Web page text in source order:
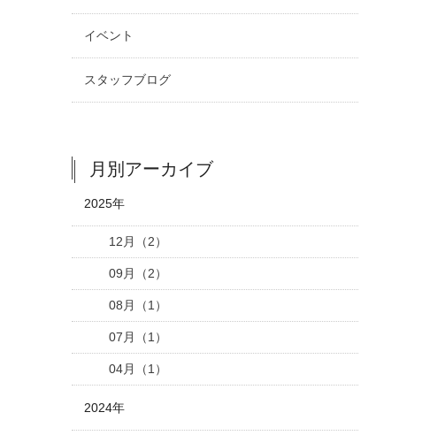
イベント
スタッフブログ
月別アーカイブ
2025年
12月（2）
09月（2）
08月（1）
07月（1）
04月（1）
2024年